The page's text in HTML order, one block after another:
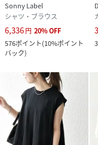
Sonny Label
シャツ・ブラウス
6,336円 20%OFF
576ポイント(10%ポイント
バック)